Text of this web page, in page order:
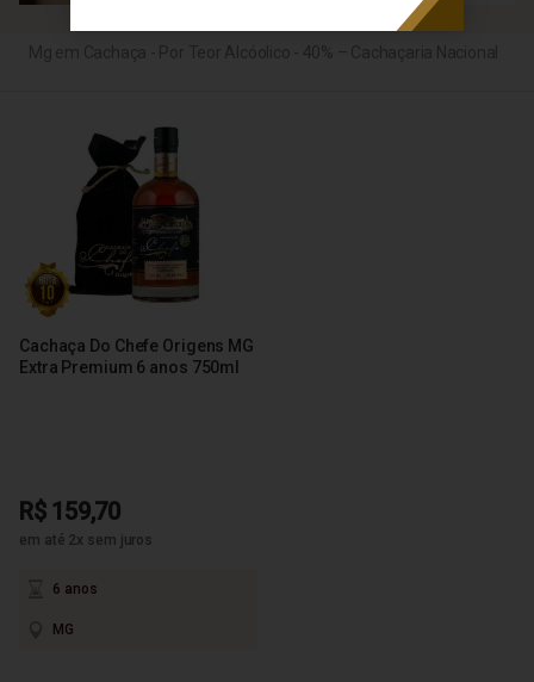
Cachaça Do Chefe Origens MG
Extra Premium 6 anos 750ml
R$ 159,70
em até 2x sem juros
6 anos
MG